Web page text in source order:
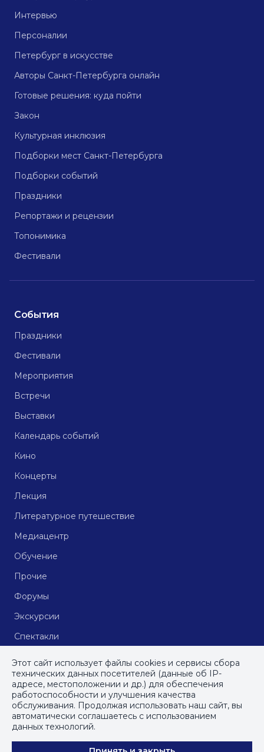
Интервью
Персоналии
Петербург в искусстве
Авторы Санкт-Петербурга онлайн
Готовые решения: куда пойти
Закон
Культурная инклюзия
Подборки мест Санкт-Петербурга
Подборки событий
Праздники
Репортажи и рецензии
Топонимика
Фестивали
События
Праздники
Фестивали
Мероприятия
Встречи
Выставки
Календарь событий
Кино
Концерты
Лекция
Литературное путешествие
Медиацентр
Обучение
Прочие
Форумы
Экскурсии
Спектакли
© СПб ГБУДПО«Институт культурных программ», 2023
ПОЛИТИКА КОНФИДЕНЦИАЛЬНОСТИ
Этот сайт использует файлы cookies и сервисы сбора
технических данных посетителей (данные об IP-
адресе, местоположении и др.) для обеспечения
работоспособности и улучшения качества
обслуживания. Продолжая использовать наш сайт, вы
автоматически соглашаетесь с использованием
данных технологий.